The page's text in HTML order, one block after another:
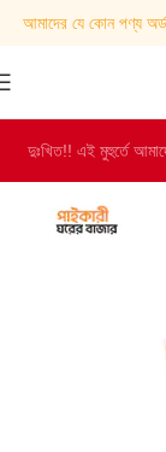
আমাদের যে কোন পণ্য
দুঃখিত!! এই মুহুর্তে